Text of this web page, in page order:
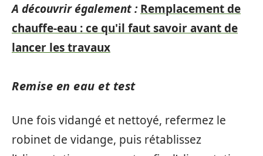
A découvrir également : Remplacement de
chauffe-eau : ce qu'il faut savoir avant de
lancer les travaux
Remise en eau et test
Une fois vidangé et nettoyé, refermez le
robinet de vidange, puis rétablissez